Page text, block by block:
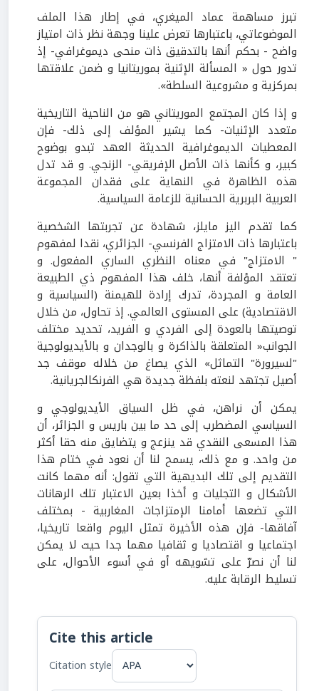
تبرز مساهمة عماد الميغري، في إطار هذا الملف
الموضوعاتي، باعتبارها تعرض علينا وجهة نظر ذات امتياز
واضح - بحكم أنها بالتدقيق ذات منحى ديموغرافي- إذ
تدور حول « المسألة الإثنية بموريتانيا و ضمن علاقتها
بمركزية و مشروعية السلطة».
و إذا كان المجتمع الموريتاني هو من الناحية التاريخية
متعدد الإثنيات- كما يشير المؤلف إلى ذلك- فإن
المعطيات الديموغرافية الحديثة العهد تبدو بوضوح
كبير، و كأنها ذات الأصل الإفريقي- الزنجي. و قد تدل
هذه الظاهرة في النهاية على فقدان المجموعة
العربية البربرية الحسانية للزعامة السياسية.
كما تقدم اليز مايلز، شهادة عن تجربتها الشخصية
باعتبارها ذات الامتزاج الفرنسي- الجزائري، نقدا لمفهوم
" الامتزاج" في معناه النظري الساري المفعول. و
تعتقد المؤلفة أنها، خلف هذا المفهوم ذي الطبيعة
العامة و المجردة، تدرك إرادة للهيمنة (السياسية و
الاقتصادية) على المستوى العالمي. إذ تحاول، من خلال
توصيتها بالعودة إلى الفردي و الفريد، تحديد مختلف
الجوانب« المتعلقة بالذاكرة و بالوجدان و بالأيديولوجية
"لسيرورة" التماثل» الذي يصاغ من خلاله موقف جد
أصيل تجتهد لنعته بلفظة جديدة هي الفرنكالجريانية.
يمكن أن نراهن، في ظل السياق الأيديولوجي و
السياسي المضطرب إلى حد ما بين باريس و الجزائر، أن
هذا المسعى النقدي قد ينزعج و يتضايق منه حقا أكثر
من واحد. و مع ذلك، يسمح لنا أن نعود في ختام هذا
التقديم إلى تلك البديهية التي تقول: أنه مهما كانت
الأشكال و التجليات و أخذا بعين الاعتبار تلك الرهانات
التي تضعها أمامنا الإمتزاجات المغاربية - بمختلف
آفاقها- فإن هذه الأخيرة تمثل اليوم واقعا تاريخيا،
اجتماعيا و اقتصاديا و ثقافيا مهما جدا حيث لا يمكن
لنا أن نصرّ على تشويهه أو في أسوء الأحوال، على
تسليط الرقابة عليه.
Cite this article
Citation style